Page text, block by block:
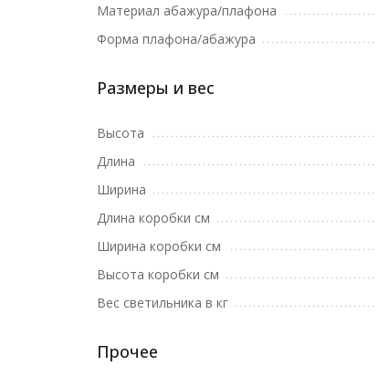
Материал абажура/плафона
Форма плафона/абажура
Размеры и вес
Высота
Длина
Ширина
Длина коробки см
Ширина коробки см
Высота коробки см
Вес светильника в кг
Прочее